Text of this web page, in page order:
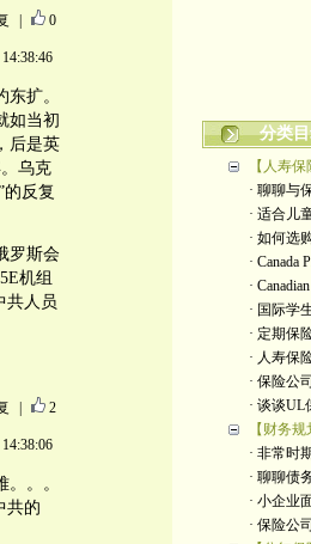
0
扩。
如当初
后是英
乌克
的反复
罗斯会
机组
共人员
2
。。
共的
分类
【人寿保
· 聊聊与
· 适合儿
· 如何选
· Canada
·
· 国际学
· 定期保
· 人寿保
· 保险公
· 谈谈
【财务规
· 非常时
· 聊聊债
· 小企业
· 保险公